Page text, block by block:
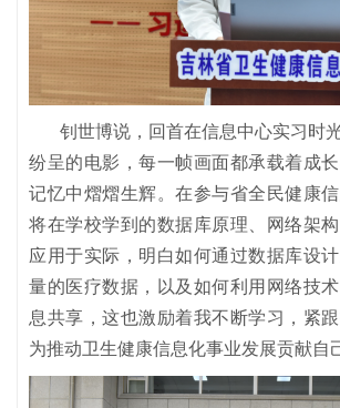
钊世博说，回首在信息中心实习时
纷呈的电影，每一帧画面都承载着成
记忆中熠熠生辉。在参与省全民健康信
将在学校学到的数据库原理、网络架
应用于实际，明白如何通过数据库设
量的医疗数据，以及如何利用网络技
息共享，这也激励着我不断学习，紧
为推动卫生健康信息化事业发展贡献自